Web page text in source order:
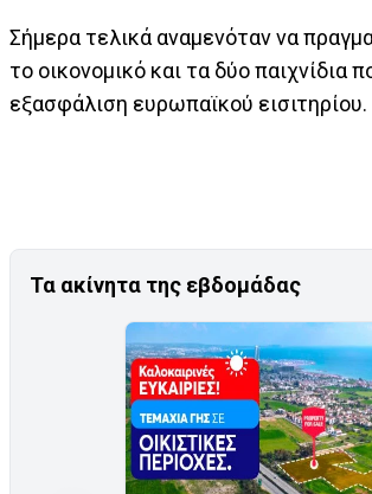
Σήμερα τελικά αναμενόταν να
το οικονομικό και τα δύο
εξασφάλιση ευρωπαϊκού εισιτηρίου.
Τα ακίνητα της εβδομάδας